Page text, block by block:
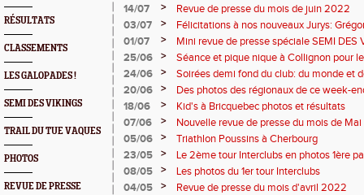
RÉSULTATS
CLASSEMENTS
LES GALOPADES !
SEMI DES VIKINGS
TRAIL DU TUE VAQUES
PHOTOS
REVUE DE PRESSE
14/07
>
Revue de presse du mois de juin 2022
03/07
>
Félicitations à nos nouveaux Jurys:
Rodolphe et à Lucie nouvelle juge
01/07 >
Mini revue de presse spéciale SEMI DES
25/06
>
Séance et pique nique à Collignon pour
24/06
>
Soirées demi fond du club: du monde et
20/06
>
Des photos des régionaux de ce week-
18/06
>
Kid's à Bricquebec photos et résultats
07/06
>
Nouvelle revue de presse du mois de
05/06
>
Triathlon Poussins à Cherbourg
23/05
>
Le 2ème tour Interclubs en photos 1ère
08/05
>
Les photos du 1er tour Interclubs
04/05
>
Revue de presse du mois d'avril 2022